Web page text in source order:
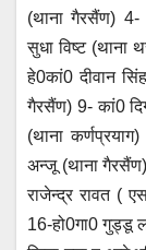
(थाना गैरसैंण) 4-
सुधा विष्ट (थाना
हे0कां0 दीवान
गैरसैंण) 9- कां0
(थाना
अन्जू (थाना
राजेन्द्र रावत (
16-हो0गा0 गुड्डू